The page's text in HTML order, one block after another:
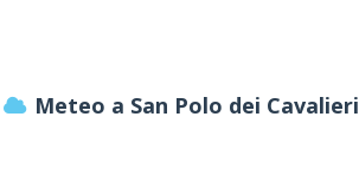
Meteo a San Polo dei Cavalieri